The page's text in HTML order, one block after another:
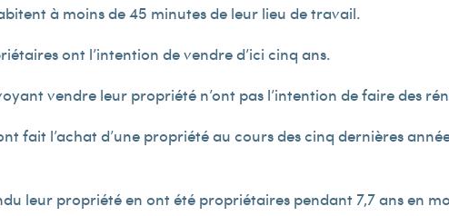
à moins de 45 minutes de leur lieu de travail.
ont l’intention de vendre d’ici cinq ans.
vendre leur propriété n’ont pas l’intention de faire des
fait l’achat d’une propriété au cours des cinq dernières
leur propriété en ont été propriétaires pendant 7,7 ans en